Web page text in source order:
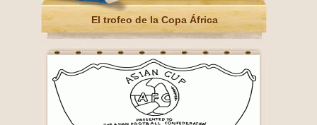
El trofeo de la Copa África